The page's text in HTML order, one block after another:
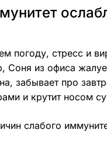
погоду, стресс и
Соня из офиса
забывает про
и крутит носом
слабого